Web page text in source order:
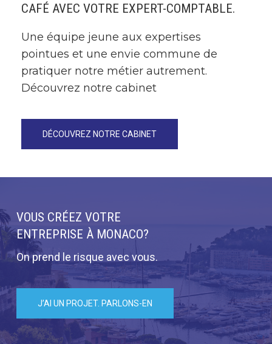
CAFÉ AVEC VOTRE EXPERT-COMPTABLE.
Une équipe jeune aux expertises
pointues et une envie commune de
pratiquer notre métier autrement.
Découvrez notre cabinet
DÉCOUVREZ NOTRE CABINET
VOUS CRÉEZ VOTRE
ENTREPRISE À MONACO?
On prend le risque avec vous.
J’AI UN PROJET. PARLONS-EN